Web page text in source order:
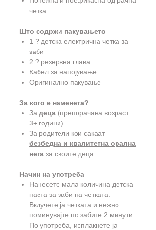
четка
Што содржи пакувањето
1 ? детска електрична четка за
заби
2 ? резервна глава
Кабел за напојување
Оригинално пакување
За кого е наменета?
За деца (препорачана возраст:
3+ години)
За родители кои сакаат
безбедна и квалитетна орална
нега за своите деца
Начин на употреба
Нанесете мала количина детска
паста за заби на четката.
Вклучете ја четката и нежно
поминувајте по забите 2 минути.
По употреба, исплакнете ја